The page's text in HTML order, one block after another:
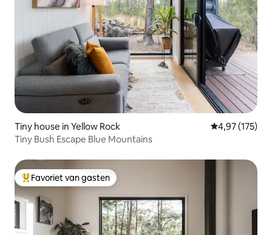
Tiny house in Yellow Rock Gemiddelde
4,97 (175)
Tiny Bush Escape Blue Mountains
Topfavoriet van gasten
Favoriet van gasten